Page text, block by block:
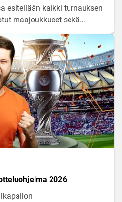
esitellään kaikki turnauksen
maajoukkueet sekä
2026